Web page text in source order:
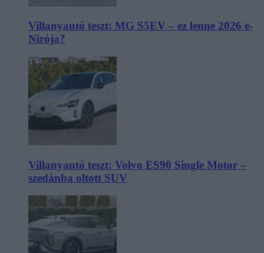
Villanyautó teszt: MG S5EV – ez lenne 2026 e-
Nirója?
Villanyautó teszt: Volvo ES90 Single Motor –
szedánba oltott SUV